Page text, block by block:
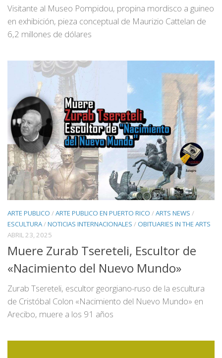
Visitante al Museo Pompidou, propina mordisco a guineo
en exhibición, pieza conceptual de Maurizio Cattelan de
6,2 millones de dólares
ARTE PUBLICO /ARTE PUBLICO EN PUERTO RICO /ARTS NEWS /
ESCULTURA/NOTICIAS INTERNACIONALES / OBITUARIES IN THE ARTS
ABRIL 23, 2025
Muere Zurab Tsereteli, Escultor de
«Nacimiento del Nuevo Mundo»
Zurab Tsereteli, escultor georgiano-ruso de la escultura
de Cristóbal Colon «Nacimiento del Nuevo Mundo» en
Arecibo, muere a los 91 años